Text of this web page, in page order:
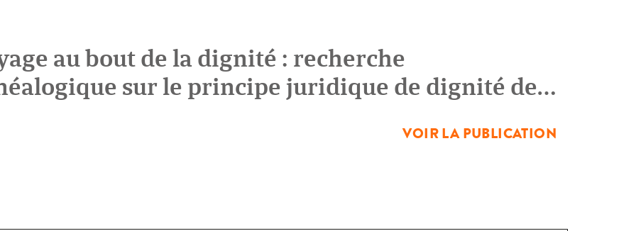
au bout de la dignité : recherche
sur le principe juridique de dignité de
VOIR LA PUBLICATION